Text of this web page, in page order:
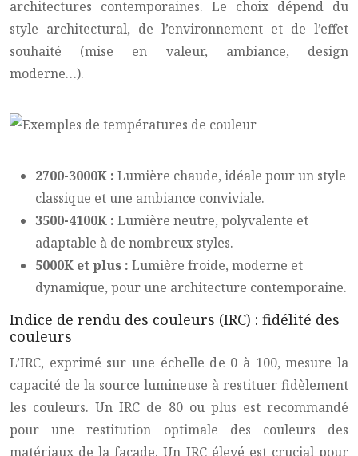
architectures contemporaines. Le choix dépend du
style architectural, de l’environnement et de l’effet
souhaité (mise en valeur, ambiance, design
moderne…).
2700-3000K : Lumière chaude, idéale pour un style
classique et une ambiance conviviale.
3500-4100K : Lumière neutre, polyvalente et
adaptable à de nombreux styles.
5000K et plus : Lumière froide, moderne et
dynamique, pour une architecture contemporaine.
Indice de rendu des couleurs (IRC) : fidélité des
couleurs
L’IRC, exprimé sur une échelle de 0 à 100, mesure la
capacité de la source lumineuse à restituer fidèlement
les couleurs. Un IRC de 80 ou plus est recommandé
pour une restitution optimale des couleurs des
matériaux de la façade. Un IRC élevé est crucial pour